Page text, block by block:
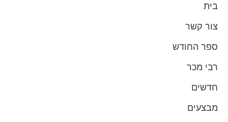
בית
צור קשר
ספר החודש
רבי מכר
חדשים
מבצעים